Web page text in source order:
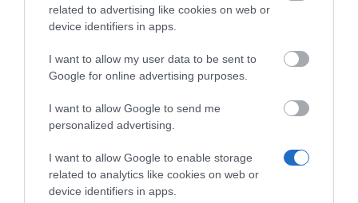
related to advertising like cookies on web or
device identifiers in apps.
I want to allow my user data to be sent to
Google for online advertising purposes.
I want to allow Google to send me
personalized advertising.
I want to allow Google to enable storage
related to analytics like cookies on web or
device identifiers in apps.
σχεδιασμένα service panels, το προσωπικό του
ξενοδοχείου μπορεί να διαχειρίζεται εύκολα τις
αφύπνισης, τις αλλαγές δωματίων και πολλά άλλα
μερικά μόνο κλικ. Παράλληλα, παρέχονται
λειτουργίες back office όπως διαχείριση
κατάστασης δωματίων, λογιστική κλήσεων και
τιμολόγια με το λογότυπο του ξενοδοχείου, για την
απλοποίηση της ροής εργασιών και τη βελτίωση